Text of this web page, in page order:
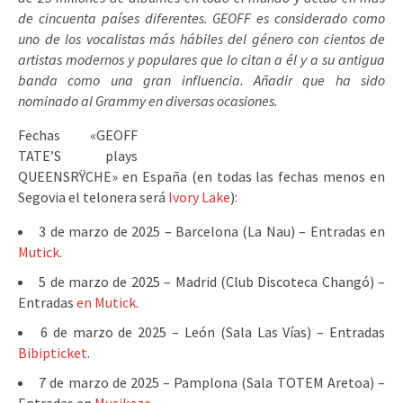
de cincuenta países diferentes. GEOFF es considerado como
uno de los vocalistas más hábiles del género con cientos de
artistas modernos y populares que lo citan a él y a su antigua
banda como una gran influencia. Añadir que ha sido
nominado al Grammy en diversas ocasiones.
Fechas «GEOFF
TATE’S plays
QUEENSRŸCHE» en España (en todas las fechas menos en
Segovia el telonera será Ivory Lake):
3 de marzo de 2025 – Barcelona (La Nau) – Entradas en
Mutick.
5 de marzo de 2025 – Madrid (Club Discoteca Changó) –
Entradas en Mutick.
6 de marzo de 2025 – León (Sala Las Vías) – Entradas
Bibipticket.
7 de marzo de 2025 – Pamplona (Sala TOTEM Aretoa) –